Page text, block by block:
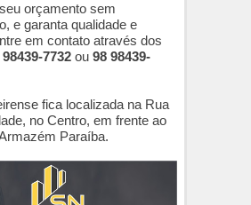
orçamento sem
e garanta qualidade e
em contato através dos
98439-7732 ou 98 98439-
fica localizada na Rua
no Centro, em frente ao
Paraíba.